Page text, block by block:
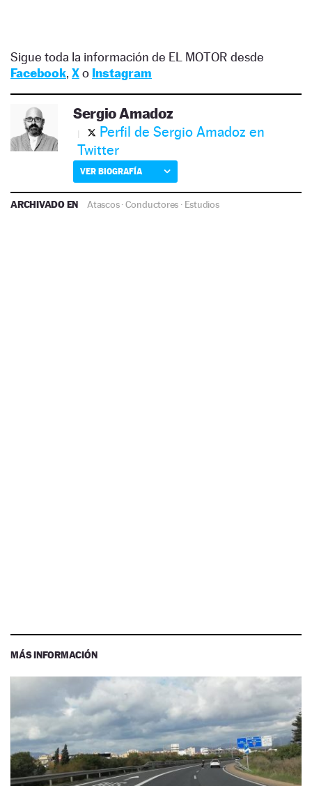
Sigue toda la información de EL MOTOR desde
Facebook, Xo Instagram
Sergio Amadoz
Perfil de Sergio Amadoz en
Twitter
VER BIOGRAFÍA
ARCHIVADO EN Atascos·Conductores · Estudios
MÁS INFORMACIÓN